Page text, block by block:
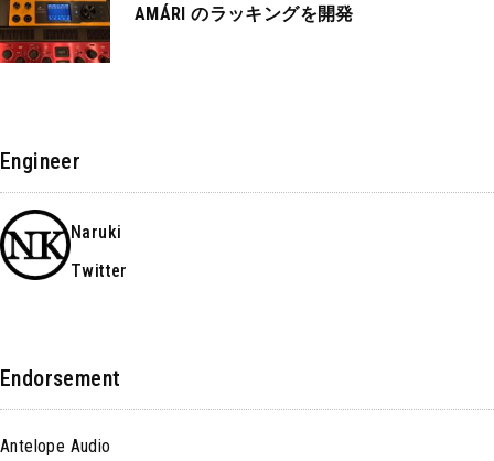
AMÁRI のラッキングを開発
Engineer
Naruki
Twitter
Endorsement
Antelope Audio